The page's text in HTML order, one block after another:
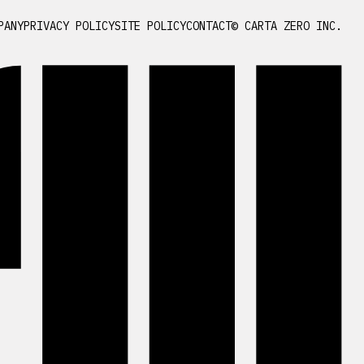
PRIVACY POLICYSITE POLICYCONTACT© CARTA ZERO INC.